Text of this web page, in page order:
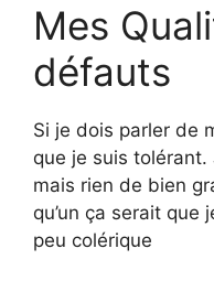
Mes
défauts
Si je dois parler de
que je suis tolérant.
mais rien de bien
qu’un ça serait que
peu colérique